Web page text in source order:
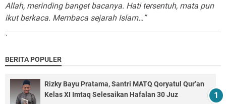
Allah, merinding banget bacanya. Hati tersentuh, mata pun
ikut berkaca. Membaca sejarah Islam…”
`
BERITA POPULER
Rizky Bayu Pratama, Santri MATQ Qoryatul Qur’an
Kelas XI Imtaq Selesaikan Hafalan 30 Juz